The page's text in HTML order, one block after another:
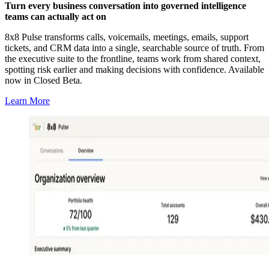
Turn every business conversation into governed intelligence
teams can actually act on
8x8 Pulse transforms calls, voicemails, meetings, emails, support
tickets, and CRM data into a single, searchable source of truth. From
the executive suite to the frontline, teams work from shared context,
spotting risk earlier and making decisions with confidence. Available
now in Closed Beta.
Learn More